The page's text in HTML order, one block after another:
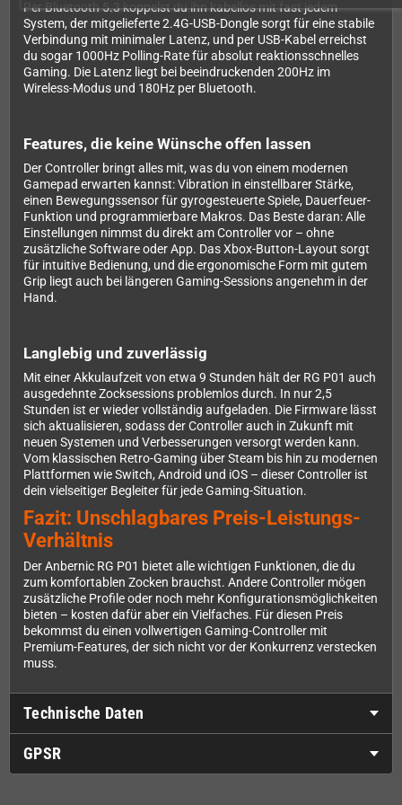
Per Bluetooth 5.3 koppelst du ihn kabellos mit fast jedem
System, der mitgelieferte 2.4G-USB-Dongle sorgt für eine stabile
Verbindung mit minimaler Latenz, und per USB-Kabel erreichst
du sogar 1000Hz Polling-Rate für absolut reaktionsschnelles
Gaming. Die Latenz liegt bei beeindruckenden 200Hz im
Wireless-Modus und 180Hz per Bluetooth.
Features, die keine Wünsche offen lassen
Der Controller bringt alles mit, was du von einem modernen
Gamepad erwarten kannst: Vibration in einstellbarer Stärke,
einen Bewegungssensor für gyrogesteuerte Spiele, Dauerfeuer-
Funktion und programmierbare Makros. Das Beste daran: Alle
Einstellungen nimmst du direkt am Controller vor – ohne
zusätzliche Software oder App. Das Xbox-Button-Layout sorgt
für intuitive Bedienung, und die ergonomische Form mit gutem
Grip liegt auch bei längeren Gaming-Sessions angenehm in der
Hand.
Langlebig und zuverlässig
Mit einer Akkulaufzeit von etwa 9 Stunden hält der RG P01 auch
ausgedehnte Zocksessions problemlos durch. In nur 2,5
Stunden ist er wieder vollständig aufgeladen. Die Firmware lässt
sich aktualisieren, sodass der Controller auch in Zukunft mit
neuen Systemen und Verbesserungen versorgt werden kann.
Vom klassischen Retro-Gaming über Steam bis hin zu modernen
Plattformen wie Switch, Android und iOS – dieser Controller ist
dein vielseitiger Begleiter für jede Gaming-Situation.
Fazit: Unschlagbares Preis-Leistungs-
Verhältnis
Der Anbernic RG P01 bietet alle wichtigen Funktionen, die du
zum komfortablen Zocken brauchst. Andere Controller mögen
zusätzliche Profile oder noch mehr Konfigurationsmöglichkeiten
bieten – kosten dafür aber ein Vielfaches. Für diesen Preis
bekommst du einen vollwertigen Gaming-Controller mit
Premium-Features, der sich nicht vor der Konkurrenz verstecken
muss.
Technische Daten
GPSR